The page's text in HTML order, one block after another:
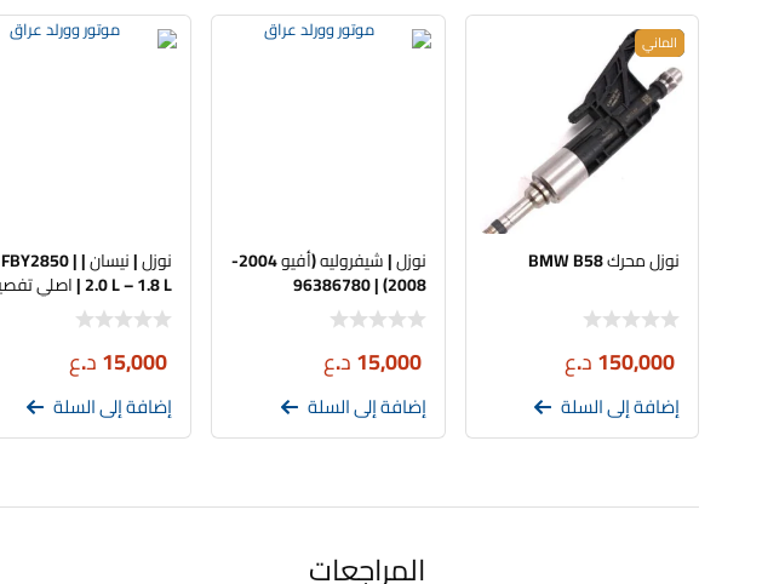
جديد
الماني
نوزل محرك BMW B58
150,000د.ع
إضافة إلى السلة
نوزل | شيفروليه (أفيو 2004-
2008) | 96386780
15,000د.ع
إضافة إلى السلة
نوزل | نيسان | FBY2850 |
2.0 L – 1.8 L | اصلي تفصيخ
15,000د.ع
إضافة إلى السلة
المراجعات